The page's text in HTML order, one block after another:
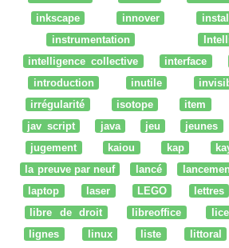
inkscape
innover
instrumentation
intelligence collective
interface
introduction
inutile
irrégularité
isotope item
jav script
java jeu jeunes
jugement
kaiou kap
la preuve par neuf
lancé
laptop
laser LEGO lettres
libre de droit
libreoffice lice
lignes
linux liste littoral